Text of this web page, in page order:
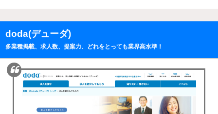
doda(デューダ)
多業種掲載、求人数、提案力、どれをとっても業界高水準！